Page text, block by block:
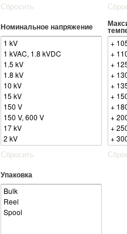
Сбросить
Номинальное напряжение
Сбросить
Упаковка